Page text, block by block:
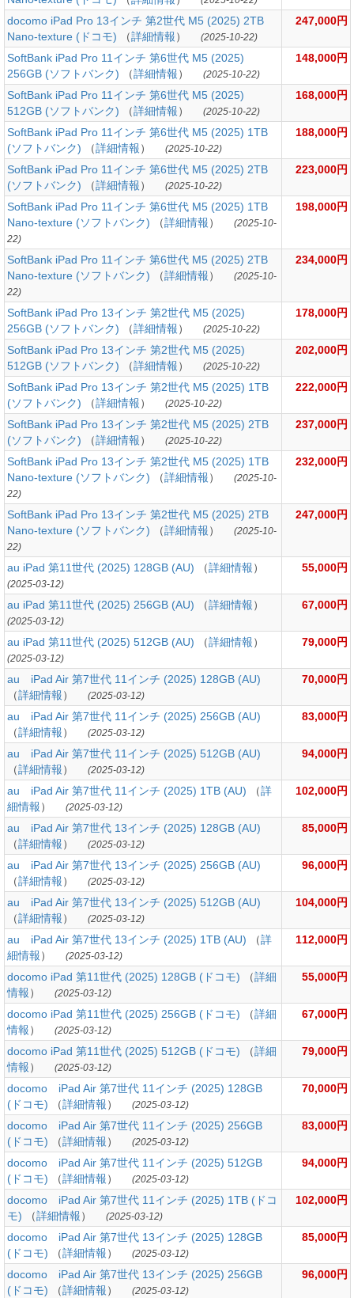
docomo iPad Pro 13インチ 第2世代 M5 (2025) 2TB
Nano-texture (ドコモ)
（詳細情報） (2025-10-22)
247,000円
SoftBank iPad Pro 11インチ 第6世代 M5 (2025)
256GB (ソフトバンク)
（詳細情報） (2025-10-22)
148,000円
SoftBank iPad Pro 11インチ 第6世代 M5 (2025)
512GB (ソフトバンク)
（詳細情報） (2025-10-22)
168,000円
SoftBank iPad Pro 11インチ 第6世代 M5 (2025) 1TB
(ソフトバンク)
（詳細情報） (2025-10-22)
188,000円
SoftBank iPad Pro 11インチ 第6世代 M5 (2025) 2TB
(ソフトバンク)
（詳細情報） (2025-10-22)
223,000円
SoftBank iPad Pro 11インチ 第6世代 M5 (2025) 1TB
Nano-texture (ソフトバンク)
（詳細情報）
(2025-10-
22)
198,000円
SoftBank iPad Pro 11インチ 第6世代 M5 (2025) 2TB
Nano-texture (ソフトバンク)
（詳細情報）
(2025-10-
22)
234,000円
SoftBank iPad Pro 13インチ 第2世代 M5 (2025)
256GB (ソフトバンク)
（詳細情報） (2025-10-22)
178,000円
SoftBank iPad Pro 13インチ 第2世代 M5 (2025)
512GB (ソフトバンク)
（詳細情報） (2025-10-22)
202,000円
SoftBank iPad Pro 13インチ 第2世代 M5 (2025) 1TB
(ソフトバンク)
（詳細情報） (2025-10-22)
222,000円
SoftBank iPad Pro 13インチ 第2世代 M5 (2025) 2TB
(ソフトバンク)
（詳細情報） (2025-10-22)
237,000円
SoftBank iPad Pro 13インチ 第2世代 M5 (2025) 1TB
Nano-texture (ソフトバンク)
（詳細情報）
(2025-10-
22)
232,000円
SoftBank iPad Pro 13インチ 第2世代 M5 (2025) 2TB
Nano-texture (ソフトバンク)
（詳細情報）
(2025-10-
22)
247,000円
au iPad 第11世代 (2025) 128GB (AU) （詳細情報）
(2025-03-12)
55,000円
au iPad 第11世代 (2025) 256GB (AU) （詳細情報）
(2025-03-12)
67,000円
au iPad 第11世代 (2025) 512GB (AU) （詳細情報）
(2025-03-12)
79,000円
au iPad Air 第7世代 11インチ (2025) 128GB (AU)
（詳細情報） (2025-03-12)
70,000円
au iPad Air 第7世代 11インチ (2025) 256GB (AU)
（詳細情報） (2025-03-12)
83,000円
au iPad Air 第7世代 11インチ (2025) 512GB (AU)
（詳細情報） (2025-03-12)
94,000円
au iPad Air 第7世代 11インチ (2025) 1TB (AU) （詳
細情報） (2025-03-12)
102,000円
au iPad Air 第7世代 13インチ (2025) 128GB (AU)
（詳細情報） (2025-03-12)
85,000円
au iPad Air 第7世代 13インチ (2025) 256GB (AU)
（詳細情報） (2025-03-12)
96,000円
au iPad Air 第7世代 13インチ (2025) 512GB (AU)
（詳細情報） (2025-03-12)
104,000円
au iPad Air 第7世代 13インチ (2025) 1TB (AU) （詳
細情報） (2025-03-12)
112,000円
docomo iPad 第11世代 (2025) 128GB (ドコモ) （詳細
情報） (2025-03-12)
55,000円
docomo iPad 第11世代 (2025) 256GB (ドコモ) （詳細
情報） (2025-03-12)
67,000円
docomo iPad 第11世代 (2025) 512GB (ドコモ) （詳細
情報） (2025-03-12)
79,000円
docomo iPad Air 第7世代 11インチ (2025) 128GB
(ドコモ)
（詳細情報） (2025-03-12)
70,000円
docomo iPad Air 第7世代 11インチ (2025) 256GB
(ドコモ)
（詳細情報） (2025-03-12)
83,000円
docomo iPad Air 第7世代 11インチ (2025) 512GB
(ドコモ)
（詳細情報） (2025-03-12)
94,000円
docomo iPad Air 第7世代 11インチ (2025) 1TB (ドコ
モ)
（詳細情報） (2025-03-12)
102,000円
docomo iPad Air 第7世代 13インチ (2025) 128GB
(ドコモ)
（詳細情報） (2025-03-12)
85,000円
docomo iPad Air 第7世代 13インチ (2025) 256GB
(ドコモ)
（詳細情報） (2025-03-12)
96,000円